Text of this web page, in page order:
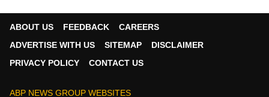
ABOUT US FEEDBACK
CAREERS
ADVERTISE WITH US
SITEMAP
DISCLAIMER
PRIVACY POLICY
CONTACT US
ABP NEWS GROUP WEBSITES